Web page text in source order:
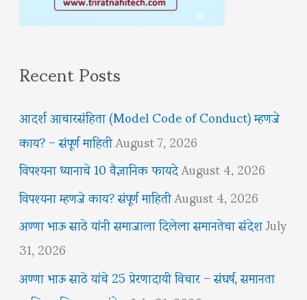
Recent Posts
आदर्श आचारसंहिता (Model Code of Conduct) म्हणजे
काय? – संपूर्ण माहितीAugust 7, 2026
विपश्यना ध्यानाचे 10 वैज्ञानिक फायदेAugust 4, 2026
विपश्यना म्हणजे काय? संपूर्ण माहितीAugust 4, 2026
अण्णा भाऊ साठे यांनी समाजाला दिलेला समानतेचा संदेशJuly
31, 2026
अण्णा भाऊ साठे यांचे 25 प्रेरणादायी विचार – संघर्ष, समानता